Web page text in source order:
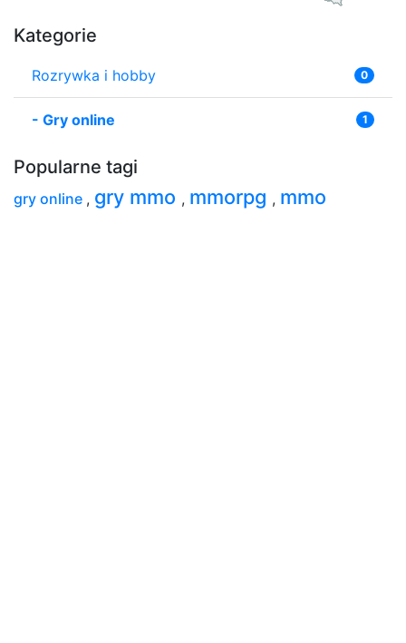
Kategorie
Rozrywka i hobby 0
- Gry online 1
Popularne tagi
gry online , gry mmo , mmorpg , mmo